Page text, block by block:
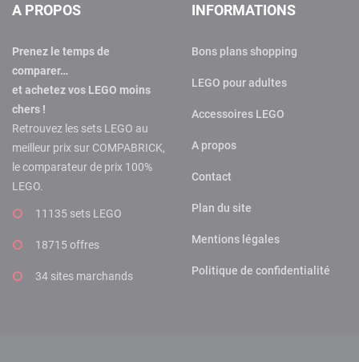
A PROPOS
Prenez le temps de
comparer…
et achetez vos LEGO moins
chers !
Retrouvez les sets LEGO au
meilleur prix sur COMPABRICK,
le comparateur de prix 100%
LEGO.
11135 sets LEGO
18715 offres
34 sites marchands
INFORMATIONS
Bons plans shopping
LEGO pour adultes
Accessoires LEGO
A propos
Contact
Plan du site
Mentions légales
Politique de confidentialité